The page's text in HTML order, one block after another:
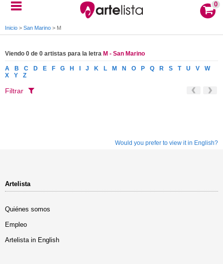
0
Inicio > San Marino > M
Viendo 0 de 0 artistas para la letra M - San Marino
A B C D E F G H J K L M N O P Q R S T U V
W
X
Y Z
Filtrar
Would you prefer to view it in English?
Artelista
Quiénes somos
Empleo
Artelista in English